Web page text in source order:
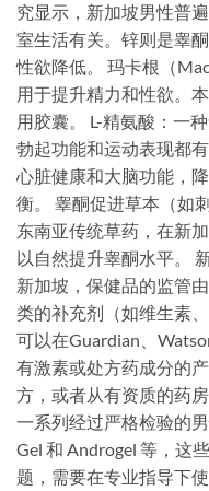
究显示，新加坡男性普
室生活有关。锌则是睾
性欲降低。 玛卡根（
用于提升精力和性欲。
用胶囊。 L-精氨酸：一
勃起功能和运动表现都
心脏健康和大脑功能，
衡。 睾酮促进草本（如
东南亚传统草药，在新
以自然提升睾酮水平。
新加坡，保健品的监管
类的补充剂（如维生素
可以在Guardian、
有激素或处方药成分的
方，或者从有资质的药
一系列经过严格检验的
Gel 和 Androgel 等，这
题，需要在专业指导下